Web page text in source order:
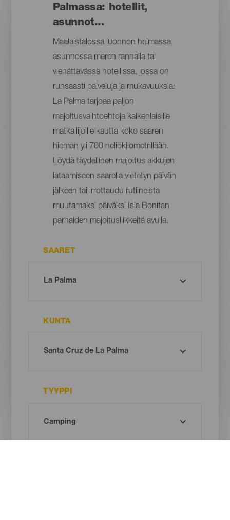
Palmassa: hotellit,
asunnot...
Maalaistalossa luonnon helmassa,
asunnossa meren rannalla tai
viehättävässä hotellissa, jossa on
runsaasti palveluja ja mukavuuksia:
La Palma tarjoaa paljon
majoitusvaihtoehtoja kaikenlaisille
matkailijoille kautta koko saaren
hieman yli 700 neliökilometrillään.
Löydä täydellinen majoitus akkujen
lataamiseen saarella vietetyn päivän
jälkeen tai irrottaudu rutiineista
muutamaksi päiväksi Isla Bonitan
parhaiden majoitusliikkeitä avulla.
SAARET
KUNTA
TYYPPI